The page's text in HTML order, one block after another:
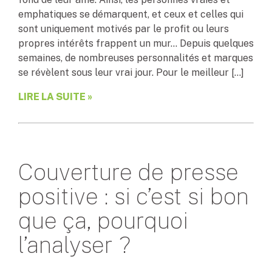
emphatiques se démarquent, et ceux et celles qui
sont uniquement motivés par le profit ou leurs
propres intérêts frappent un mur… Depuis quelques
semaines, de nombreuses personnalités et marques
se révèlent sous leur vrai jour. Pour le meilleur […]
LIRE LA SUITE »
Couverture de presse
positive : si c’est si bon
que ça, pourquoi
l’analyser ?